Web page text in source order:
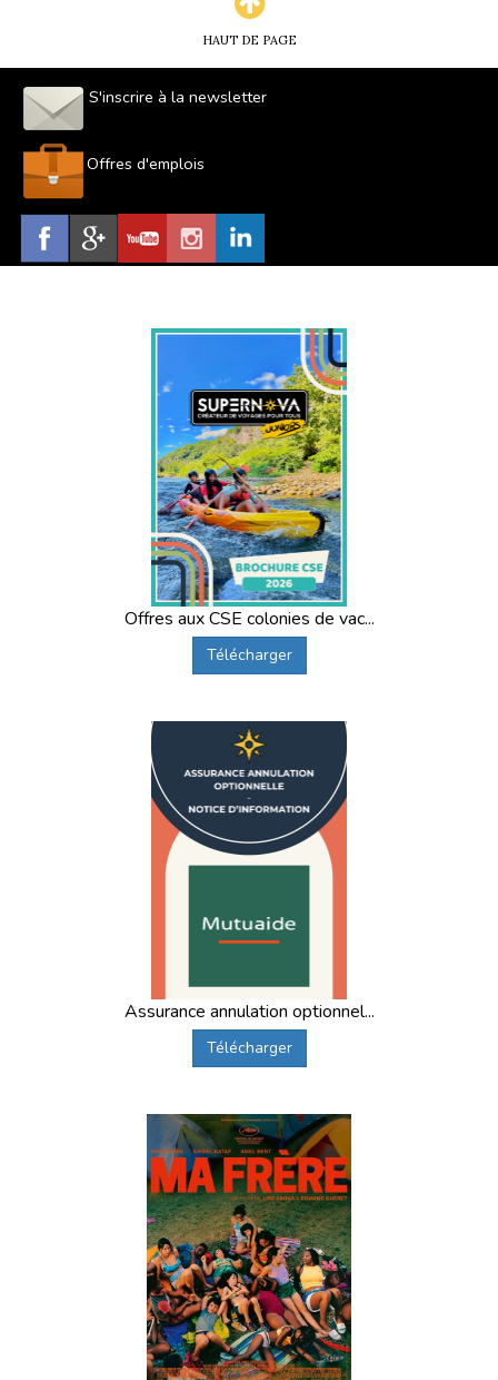
HAUT DE PAGE
S'inscrire à la newsletter
Offres d'emplois
Offres aux CSE colonies de vac...
Télécharger
Assurance annulation optionnel...
Télécharger